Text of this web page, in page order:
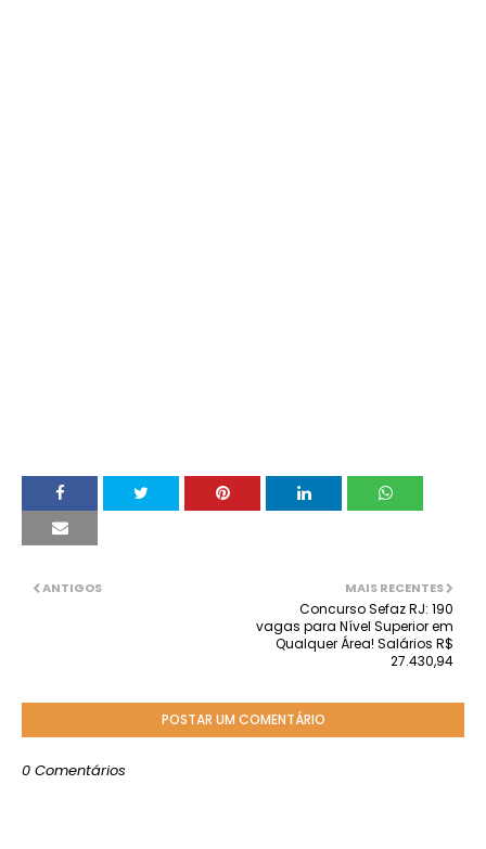
MAIS RECENTES
Concurso Sefaz RJ: 190
vagas para Nível Superior em
Qualquer Área! Salários R$
27.430,94
ANTIGOS
POSTAR UM COMENTÁRIO
0 Comentários